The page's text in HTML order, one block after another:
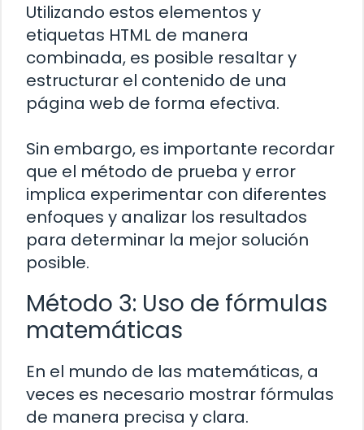
Utilizando estos elementos y
etiquetas HTML de manera
combinada, es posible resaltar y
estructurar el contenido de una
página web de forma efectiva.
Sin embargo, es importante recordar
que el método de prueba y error
implica experimentar con diferentes
enfoques y analizar los resultados
para determinar la mejor solución
posible.
Método 3: Uso de fórmulas
matemáticas
En el mundo de las matemáticas, a
veces es necesario mostrar fórmulas
de manera precisa y clara.